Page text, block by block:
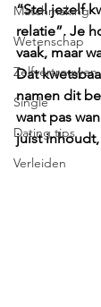
Matchmaking
Wetenschap
Zelfvertrouwen
Single
Dating tips
Verleiden
“Stel jezelf
relatie”. Je
vaak, maar
Dat
namen dit
want pas
juist